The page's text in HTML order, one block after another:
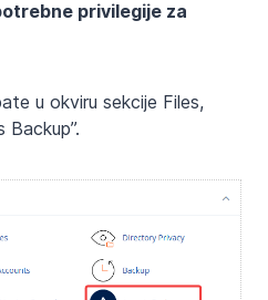
privilegije za
u okviru sekcije Files,
Backup”.